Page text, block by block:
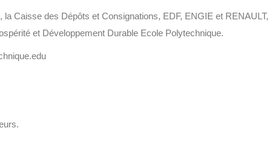
la Caisse des Dépôts et Consignations, EDF, ENGIE et RENAULT,
et Développement Durable Ecole Polytechnique.